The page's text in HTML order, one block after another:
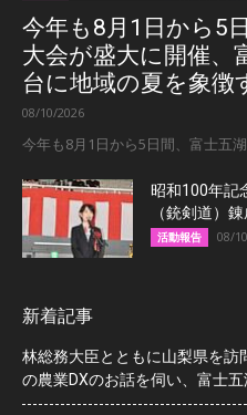
今年も8月1日から5
大会が盛大に開催、
台に地域の夏を象徴
08/10/2026
今年も8月1日から5日間、富士五
昭和100年記
（銃剣道）
活動報告 08/
新着記事
林総務大臣とともに山梨県を
の農業DXのお話を伺い、富士